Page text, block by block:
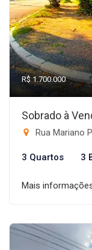
R$ 1.700.000
Sobrado à
Rua Mariano
3 Quartos 3
Mais